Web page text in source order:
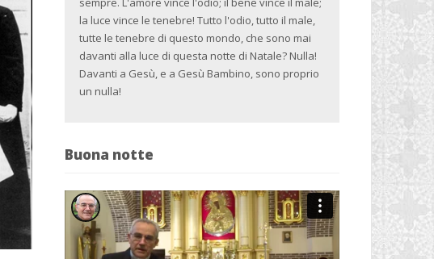
la luce vince le tenebre! Tutto l'odio, tutto il male,
tutte le tenebre di questo mondo, che sono mai
davanti alla luce di questa notte di Natale? Nulla!
Davanti a Gesù, e a Gesù Bambino, sono proprio
un nulla!
Buona notte